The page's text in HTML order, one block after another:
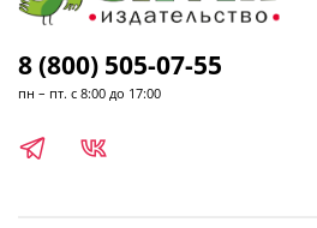
8 (800) 505-07-55
пн – пт. с 8:00 до 17:00